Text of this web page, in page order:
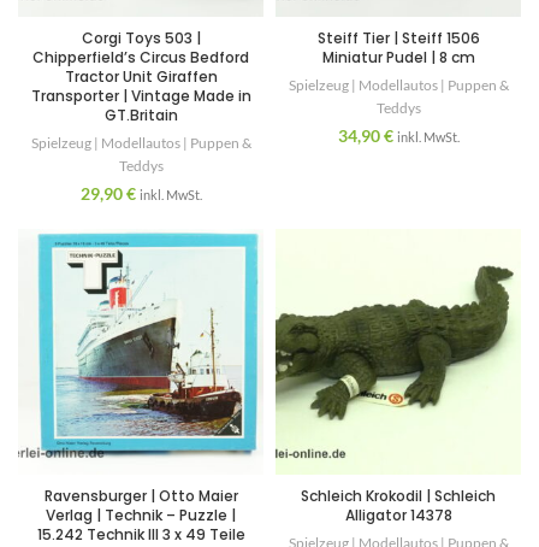
Corgi Toys 503 |
Chipperfield’s Circus Bedford
Tractor Unit Giraffen
Transporter | Vintage Made in
GT.Britain
Spielzeug | Modellautos | Puppen &
Teddys
29,90€ inkl. MwSt.
Steiff Tier | Steiff 1506
Miniatur Pudel | 8 cm
Spielzeug | Modellautos | Puppen &
Teddys
34,90€ inkl. MwSt.
Ravensburger | Otto Maier
Verlag | Technik – Puzzle |
15.242 Technik III 3 x 49 Teile
Schleich Krokodil | Schleich
Alligator 14378
Spielzeug | Modellautos | Puppen &